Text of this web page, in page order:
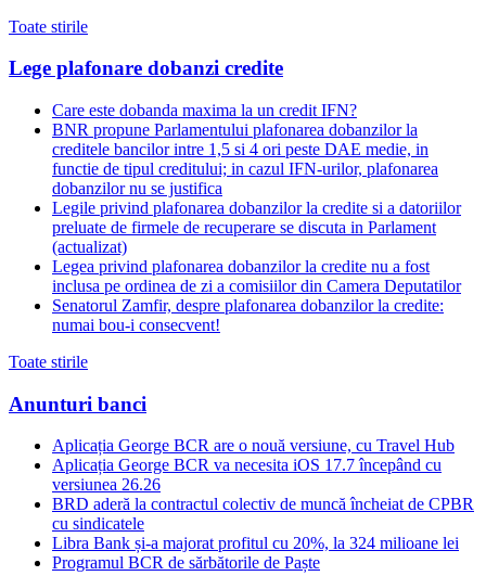
Toate stirile
Lege plafonare dobanzi credite
Care este dobanda maxima la un credit IFN?
BNR propune Parlamentului plafonarea dobanzilor la
creditele bancilor intre 1,5 si 4 ori peste DAE medie, in
functie de tipul creditului; in cazul IFN-urilor, plafonarea
dobanzilor nu se justifica
Legile privind plafonarea dobanzilor la credite si a datoriilor
preluate de firmele de recuperare se discuta in Parlament
(actualizat)
Legea privind plafonarea dobanzilor la credite nu a fost
inclusa pe ordinea de zi a comisiilor din Camera Deputatilor
Senatorul Zamfir, despre plafonarea dobanzilor la credite:
numai bou-i consecvent!
Toate stirile
Anunturi banci
Aplicația George BCR are o nouă versiune, cu Travel Hub
Aplicația George BCR va necesita iOS 17.7 începând cu
versiunea 26.26
BRD aderă la contractul colectiv de muncă încheiat de CPBR
cu sindicatele
Libra Bank și-a majorat profitul cu 20%, la 324 milioane lei
Programul BCR de sărbătorile de Paște